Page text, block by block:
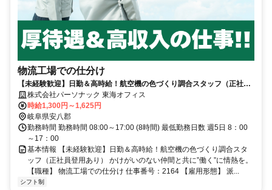
物流工場での仕分け
【未経験歓迎】日勤＆高時給！航空機の色づくり調合スタッフ（正社員
登用あり）
株式会社パーソナック 東海オフィス
時給1,300円～1,625円
岐阜県安八郡
勤務時間 勤務時間 08:00～17:00 (8時間) 最低勤務日数 週5日 8：00
～17：00
基本情報 【未経験歓迎】日勤＆高時給！航空機の色づくり調合スタ
ッフ（正社員登用あり） かけがいのない仲間と共に”働く”に情熱を。
【職種】 物流工場での仕分け 仕事番号：2164 【雇用形態】 派...
シフト制